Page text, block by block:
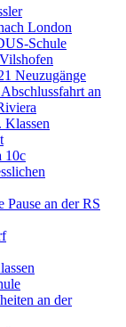
London
Schule
Neuzugänge
an
Klassen
10c
Pause an der RS
an der